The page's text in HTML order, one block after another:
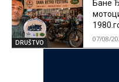
DRUŠTVO
Бане
07/08/